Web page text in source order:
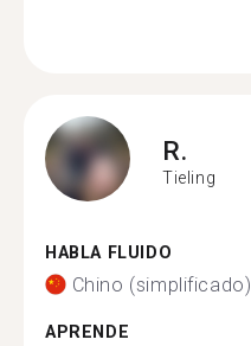
R.
Tieling
HABLA FLUIDO
Chino (simplificado)
APRENDE